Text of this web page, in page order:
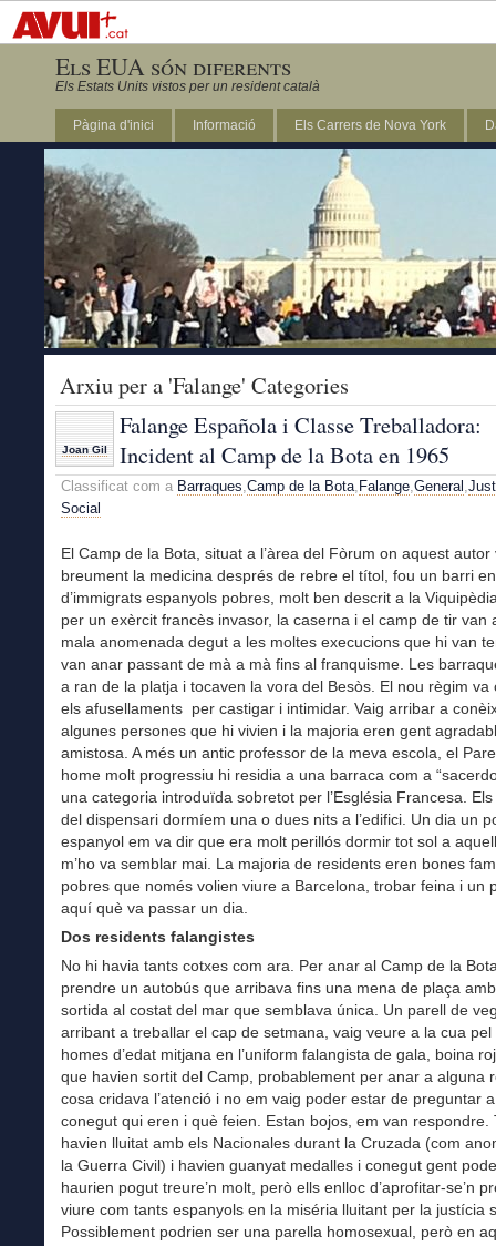
Els EUA són diferents
Els Estats Units vistos per un resident català
Pàgina d'inici Informació Els Carrers de Nova York
Arxiu per a 'Falange' Categories
Joan Gil
Falange Española i Classe Treballadora:
Incident al Camp de la Bota en 1965
Classificat com a Barraques,Camp de la Bota, Falange,General ,
Social
El Camp de la Bota, situat a l’àrea del Fòrum on aquest autor
breument la medicina després de rebre el títol, fou un barri
d’immigrats espanyols pobres, molt ben descrit a la
per un exèrcit francès invasor, la caserna i el camp de tir van
mala anomenada degut a les moltes execucions que hi van
van anar passant de mà a mà fins al franquisme. Les
a ran de la platja i tocaven la vora del Besòs. El nou règim va
els afusellaments per castigar i intimidar. Vaig arribar a
algunes persones que hi vivien i la majoria eren gent
amistosa. A més un antic professor de la meva escola, el
home molt progressiu hi residia a una barraca com a
una categoria introduïda sobretot per l’Església Francesa.
del dispensari dormíem una o dues nits a l’edifici. Un dia un
espanyol em va dir que era molt perillós dormir tot sol a
m’ho va semblar mai. La majoria de residents eren bones
pobres que només volien viure a Barcelona, trobar feina i un
aquí què va passar un dia.
Dos residents falangistes
No hi havia tants cotxes com ara. Per anar al Camp de la
prendre un autobús que arribava fins una mena de plaça
sortida al costat del mar que semblava única. Un parell de
arribant a treballar el cap de setmana, vaig veure a la cua pel
homes d’edat mitjana en l’uniform falangista de gala, boina
que havien sortit del Camp, probablement per anar a alguna
cosa cridava l’atenció i no em vaig poder estar de preguntar
conegut qui eren i què feien. Estan bojos, em van respondre.
havien lluitat amb els Nacionales durant la Cruzada (com
la Guerra Civil) i havien guanyat medalles i conegut gent
haurien pogut treure’n molt, però ells enlloc d’aprofitar-se’n
viure com tants espanyols en la miséria lluitant per la justícia
Possiblement podrien ser una parella homosexual, però en